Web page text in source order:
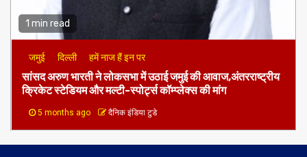
दिल्ली हमें नाज हैं इन पर
​सांसद अरुण भारती ने लोकसभा में उठाई जमुई की आवाज,अंतरराष्ट्रीय
5 months ago
CONTACT DETAILS
Editor in Chief:-Mukesh Kumar Singh